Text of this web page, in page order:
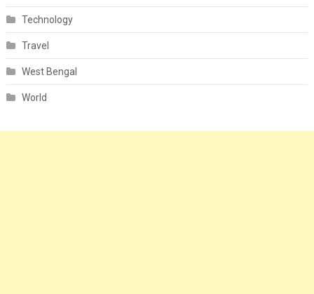
Technology
Travel
West Bengal
World